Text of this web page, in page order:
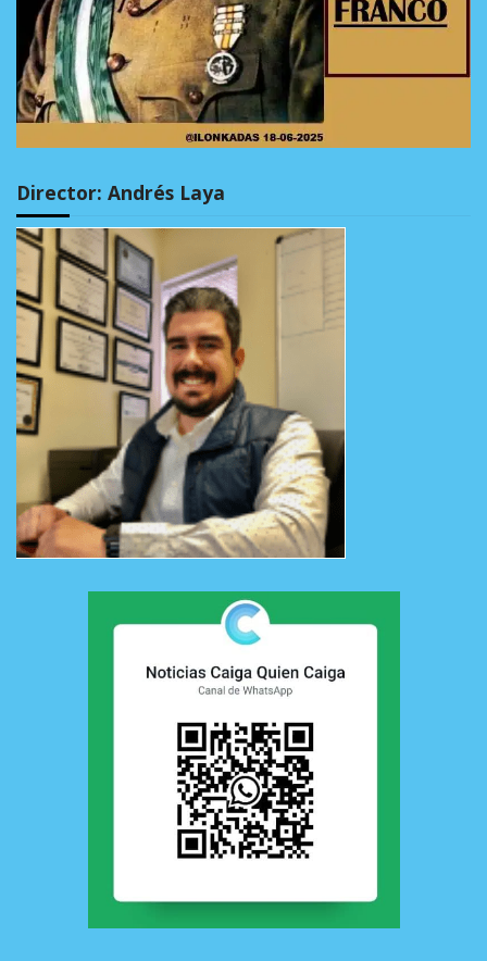
Director: Andrés Laya